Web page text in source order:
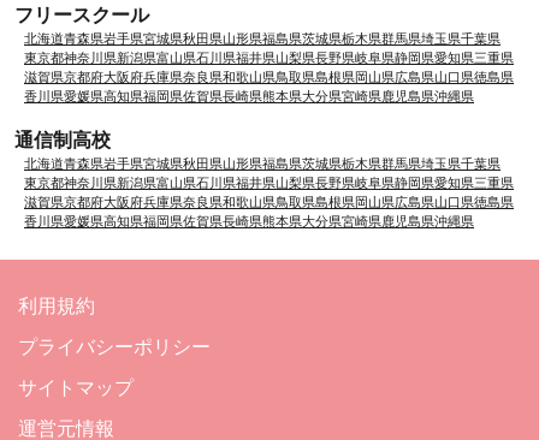
フリースクール
北海道青森県岩手県宮城県秋田県山形県福島県茨城県栃木県群馬県埼玉県千葉県
東京都神奈川県新潟県富山県石川県福井県山梨県長野県岐阜県静岡県愛知県三重県
滋賀県京都府大阪府兵庫県奈良県和歌山県鳥取県島根県岡山県広島県山口県徳島県
香川県愛媛県高知県福岡県佐賀県長崎県熊本県大分県宮崎県鹿児島県沖縄県
通信制高校
北海道青森県岩手県宮城県秋田県山形県福島県茨城県栃木県群馬県埼玉県千葉県
東京都神奈川県新潟県富山県石川県福井県山梨県長野県岐阜県静岡県愛知県三重県
滋賀県京都府大阪府兵庫県奈良県和歌山県鳥取県島根県岡山県広島県山口県徳島県
香川県愛媛県高知県福岡県佐賀県長崎県熊本県大分県宮崎県鹿児島県沖縄県
利用規約
プライバシーポリシー
サイトマップ
運営元情報